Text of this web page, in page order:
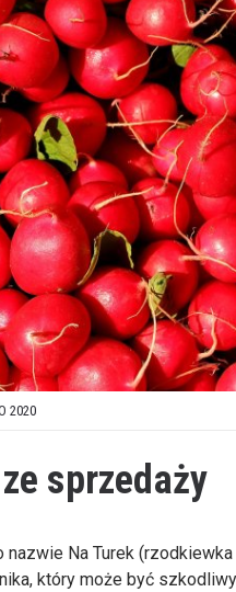
2020
sprzedaży
Na Turek
który może być